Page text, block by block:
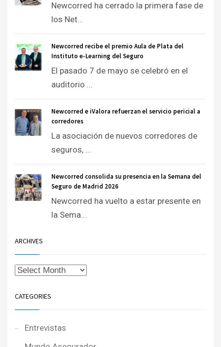
Newcorred ha cerrado la primera fase de
los Net...
Newcorred recibe el premio Aula de Plata del
Instituto e-Learning del Seguro
El pasado 7 de mayo se celebró en el
auditorio ...
Newcorred e iValora refuerzan el servicio pericial a
corredores
La asociación de nuevos corredores de
seguros, ...
Newcorred consolida su presencia en la Semana del
Seguro de Madrid 2026
Newcorred ha vuelto a estar presente en
la Sema...
ARCHIVES
CATEGORIES
Entrevistas